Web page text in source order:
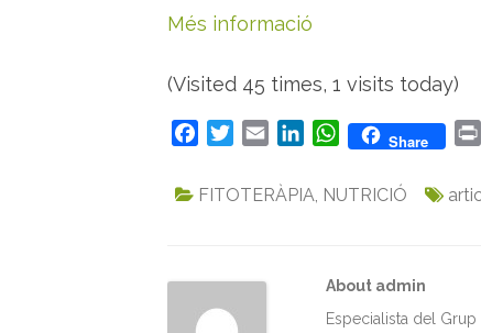
Més informació
(Visited 45 times, 1 visits today)
c
k
i
a
n
W
a
p
p
Share
FITOTERÀPIA, NUTRICIÓ
About admin
Especialista del